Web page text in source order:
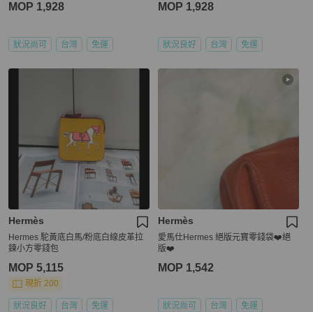
MOP 1,928
狀況尚可 台灣 免運
MOP 1,928
狀況良好 台灣 免運
Hermès
Hermes 駝黃底白馬/粉底白線皮革拉
鍊小方零錢包
MOP 5,115
現折 200
狀況良好 台灣 免運
Hermès
愛馬仕Hermes 絕版元寶零錢袋❤️絕
版❤️
MOP 1,542
狀況尚可 台灣 免運